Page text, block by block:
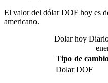
El valor del dólar DOF hoy es
americano.
Dolar hoy
Tipo de
Dolar DOF